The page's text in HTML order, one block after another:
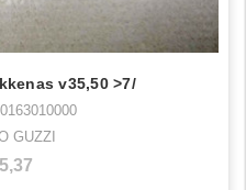
v35,50 >7/
GUZZI